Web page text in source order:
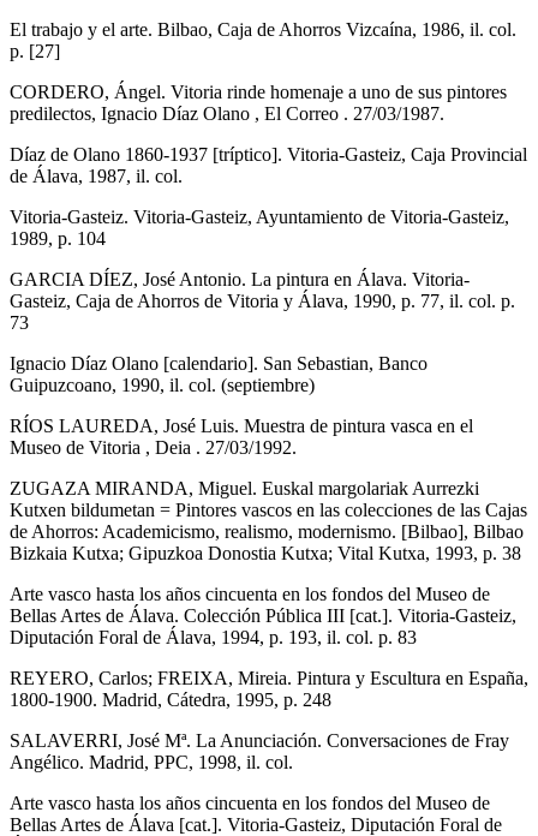
El trabajo y el arte. Bilbao, Caja de Ahorros Vizcaína, 1986, il. col.
p. [27]
CORDERO, Ángel. Vitoria rinde homenaje a uno de sus pintores
predilectos, Ignacio Díaz Olano , El Correo . 27/03/1987.
Díaz de Olano 1860-1937 [tríptico]. Vitoria-Gasteiz, Caja Provincial
de Álava, 1987, il. col.
Vitoria-Gasteiz. Vitoria-Gasteiz, Ayuntamiento de Vitoria-Gasteiz,
1989, p. 104
GARCIA DÍEZ, José Antonio. La pintura en Álava. Vitoria-
Gasteiz, Caja de Ahorros de Vitoria y Álava, 1990, p. 77, il. col. p.
73
Ignacio Díaz Olano [calendario]. San Sebastian, Banco
Guipuzcoano, 1990, il. col. (septiembre)
RÍOS LAUREDA, José Luis. Muestra de pintura vasca en el
Museo de Vitoria , Deia . 27/03/1992.
ZUGAZA MIRANDA, Miguel. Euskal margolariak Aurrezki
Kutxen bildumetan = Pintores vascos en las colecciones de las Cajas
de Ahorros: Academicismo, realismo, modernismo. [Bilbao], Bilbao
Bizkaia Kutxa; Gipuzkoa Donostia Kutxa; Vital Kutxa, 1993, p. 38
Arte vasco hasta los años cincuenta en los fondos del Museo de
Bellas Artes de Álava. Colección Pública III [cat.]. Vitoria-Gasteiz,
Diputación Foral de Álava, 1994, p. 193, il. col. p. 83
REYERO, Carlos; FREIXA, Mireia. Pintura y Escultura en España,
1800-1900. Madrid, Cátedra, 1995, p. 248
SALAVERRI, José Mª. La Anunciación. Conversaciones de Fray
Angélico. Madrid, PPC, 1998, il. col.
Arte vasco hasta los años cincuenta en los fondos del Museo de
Bellas Artes de Álava [cat.]. Vitoria-Gasteiz, Diputación Foral de